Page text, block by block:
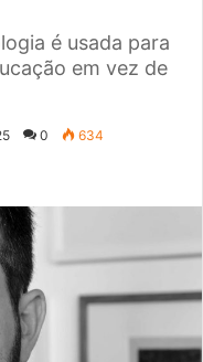
é usada para
em vez de
0 634